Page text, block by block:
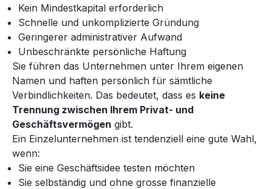
Kein Mindestkapital erforderlich
Schnelle und unkomplizierte Gründung
Geringerer administrativer Aufwand
Unbeschränkte persönliche Haftung
Sie führen das Unternehmen unter Ihrem eigenen
Namen und haften persönlich für sämtliche
Verbindlichkeiten. Das bedeutet, dass es keine
Trennung zwischen Ihrem Privat- und
Geschäftsvermögen gibt.
Ein Einzelunternehmen ist tendenziell eine gute Wahl,
wenn:
Sie eine Geschäftsidee testen möchten
Sie selbständig und ohne grosse finanzielle